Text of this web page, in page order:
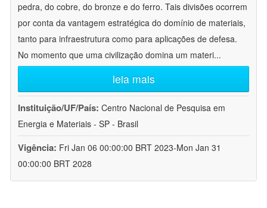
pedra, do cobre, do bronze e do ferro. Tais divisões ocorrem
por conta da vantagem estratégica do domínio de materiais,
tanto para infraestrutura como para aplicações de defesa.
No momento que uma civilização domina um materi...
leia mais
Instituição/UF/País: Centro Nacional de Pesquisa em
Energia e Materiais - SP - Brasil
Vigência: Fri Jan 06 00:00:00 BRT 2023-Mon Jan 31
00:00:00 BRT 2028